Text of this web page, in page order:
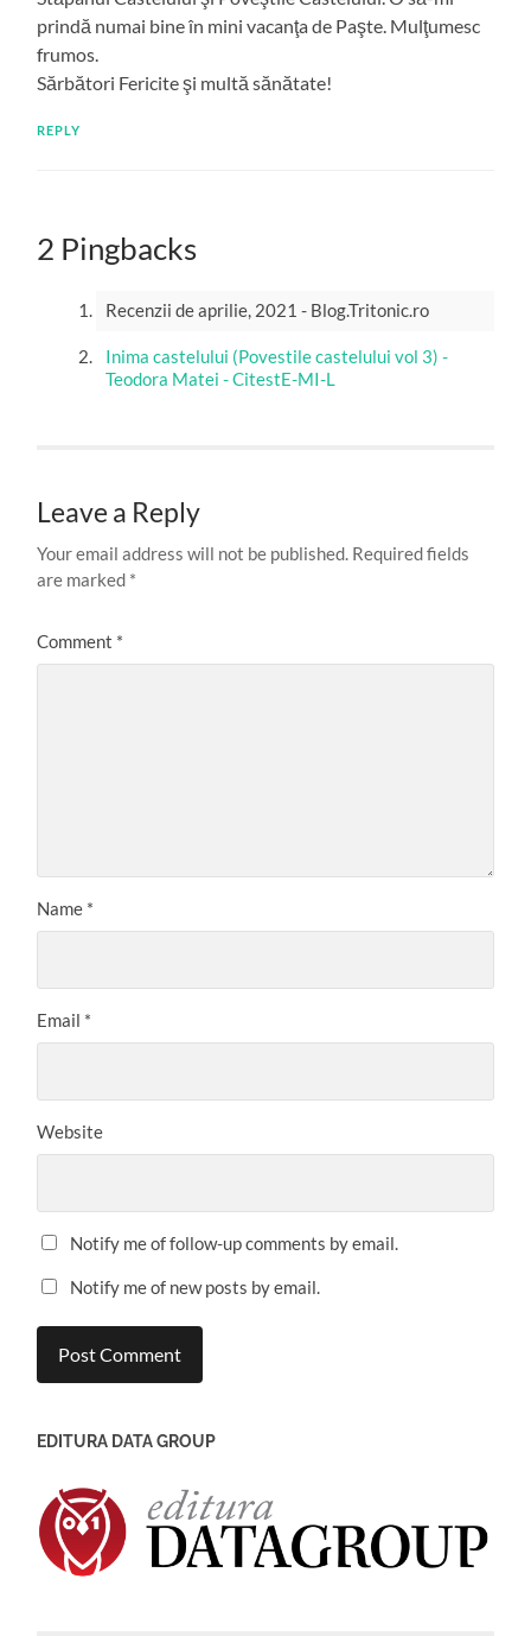
prindă numai bine în mini vacanţa de Paşte. Mulţumesc
frumos.
Sărbători Fericite şi multă sănătate!
REPLY
2 Pingbacks
Recenzii de aprilie, 2021 - Blog.Tritonic.ro
Inima castelului (Povestile castelului vol 3) -
Teodora Matei - CitestE-MI-L
Leave a Reply
Your email address will not be published. Required fields
are marked *
Comment *
Name *
Email *
Website
Notify me of follow-up comments by email.
Notify me of new posts by email.
EDITURA DATA GROUP